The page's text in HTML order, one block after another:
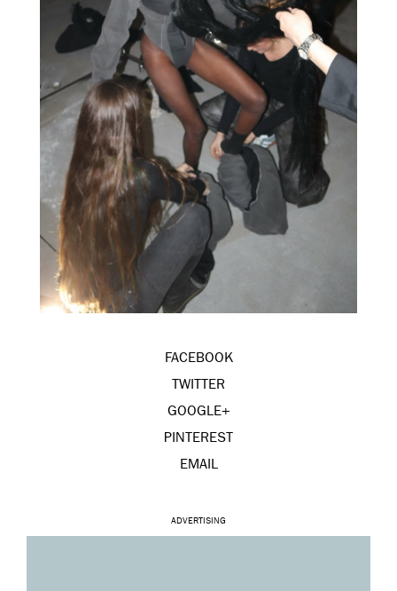
FACEBOOK
TWITTER
GOOGLE+
PINTEREST
EMAIL
ADVERTISING